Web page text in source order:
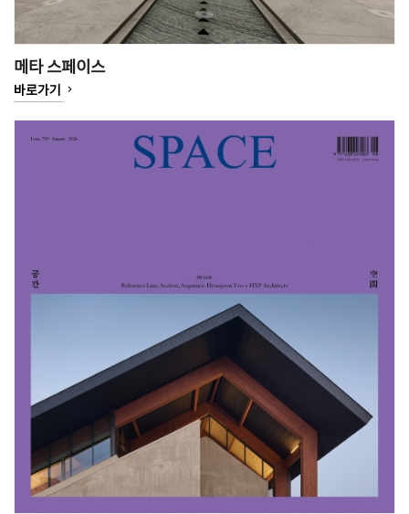
메타 스페이스
바로가기 keyboard_arrow_right